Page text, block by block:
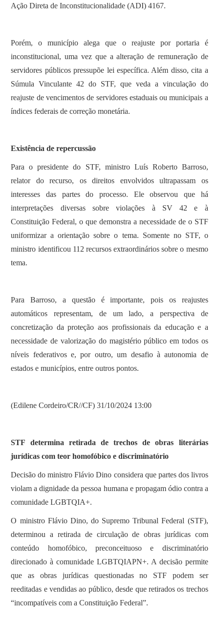
Ação Direta de Inconstitucionalidade (ADI) 4167.
Porém, o município alega que o reajuste por portaria é
inconstitucional, uma vez que a alteração de remuneração de
servidores públicos pressupõe lei específica. Além disso, cita a
Súmula Vinculante 42 do STF, que veda a vinculação do
reajuste de vencimentos de servidores estaduais ou municipais a
índices federais de correção monetária.
Existência de repercussão
Para o presidente do STF, ministro Luís Roberto Barroso,
relator do recurso, os direitos envolvidos ultrapassam os
interesses das partes do processo. Ele observou que há
interpretações diversas sobre violações à SV 42 e à
Constituição Federal, o que demonstra a necessidade de o STF
uniformizar a orientação sobre o tema. Somente no STF, o
ministro identificou 112 recursos extraordinários sobre o mesmo
tema.
Para Barroso, a questão é importante, pois os reajustes
automáticos representam, de um lado, a perspectiva de
concretização da proteção aos profissionais da educação e a
necessidade de valorização do magistério público em todos os
níveis federativos e, por outro, um desafio à autonomia de
estados e municípios, entre outros pontos.
(Edilene Cordeiro/CR//CF) 31/10/2024 13:00
STF determina retirada de trechos de obras literárias
jurídicas com teor homofóbico e discriminatório
Decisão do ministro Flávio Dino considera que partes dos livros
violam a dignidade da pessoa humana e propagam ódio contra a
comunidade LGBTQIA+.
O ministro Flávio Dino, do Supremo Tribunal Federal (STF),
determinou a retirada de circulação de obras jurídicas com
conteúdo homofóbico, preconceituoso e discriminatório
direcionado à comunidade LGBTQIAPN+. A decisão permite
que as obras jurídicas questionadas no STF podem ser
reeditadas e vendidas ao público, desde que retirados os trechos
“incompatíveis com a Constituição Federal”.